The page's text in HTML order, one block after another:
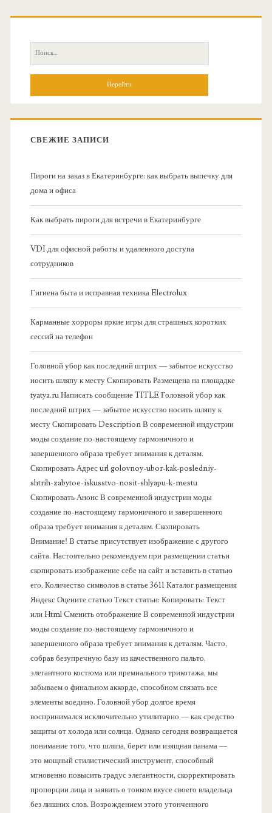
О
П
о
:
СВЕЖИЕ ЗАПИСИ
Пироги на заказ в Екатеринбурге: как выбрать выпечку для
дома и офиса
Как выбрать пироги для встречи в Екатеринбурге
VDI для офисной работы и удаленного доступа
сотрудников
Гигиена быта и исправная техника Electrolux
Карманные хорроры яркие игры для страшных коротких
сессий на телефон
Головной убор как последний штрих — забытое искусство
носить шляпу к месту Скопировать Размещена на площадке
tyatya.ru Написать сообщение TITLE Головной убор как
последний штрих — забытое искусство носить шляпу к
месту Скопировать Description В современной индустрии
моды создание по-настоящему гармоничного и
завершенного образа требует внимания к деталям.
Скопировать Адрес url golovnoy-ubor-kak-posledniy-
shtrih-zabytoe-iskusstvo-nosit-shlyapu-k-mestu
Скопировать Анонс В современной индустрии моды
создание по-настоящему гармоничного и завершенного
образа требует внимания к деталям. Скопировать
Внимание! В статье присутствует изображение с другого
сайта. Настоятельно рекомендуем при размещении статьи
скопировать изображение себе на сайт и вставить в статью
его. Количество символов в статье 3611 Каталог размещения
Яндекс Оцените статью Текст статьи: Копировать: Текст
или Html Cменить отображение В современной индустрии
моды создание по-настоящему гармоничного и
завершенного образа требует внимания к деталям. Часто,
собрав безупречную базу из качественного пальто,
элегантного костюма или премиального трикотажа, мы
забываем о финальном аккорде, способном связать все
элементы воедино. Головной убор долгое время
воспринимался исключительно утилитарно — как средство
защиты от холода или солнца. Однако сегодня возвращается
понимание того, что шляпа, берет или изящная панама —
это мощный стилистический инструмент, способный
мгновенно повысить градус элегантности, скорректировать
пропорции лица и заявить о тонком вкусе своего владельца
без лишних слов. Возрождением этого утонченного